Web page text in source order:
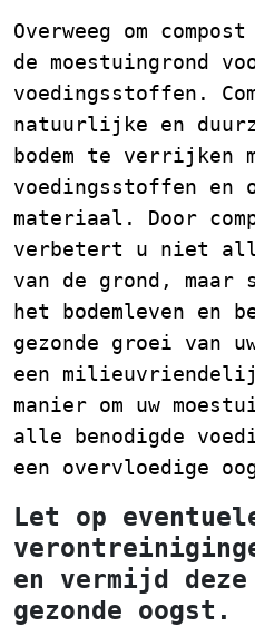
Overweeg om
de moestuingrond
voedingsstoffen.
natuurlijke en
bodem te verrijken
voedingsstoffen en
materiaal. Door
verbetert u niet
van de grond, maar
het bodemleven en
gezonde groei van
een
manier om uw
alle benodigde
een overvloedige
Let op
en vermijd
gezonde oogst.